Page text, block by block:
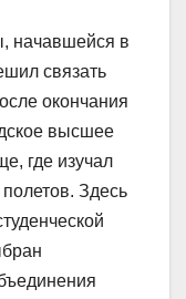
начавшейся в
связать
окончания
высшее
где изучал
Здесь